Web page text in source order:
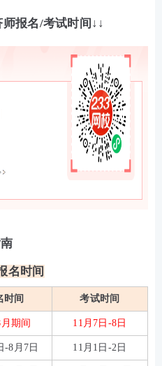
报名/考试时间↓↓
名时间
时间 考试时间
期间 11月7日-8日
-8月7日 11月1日-2日